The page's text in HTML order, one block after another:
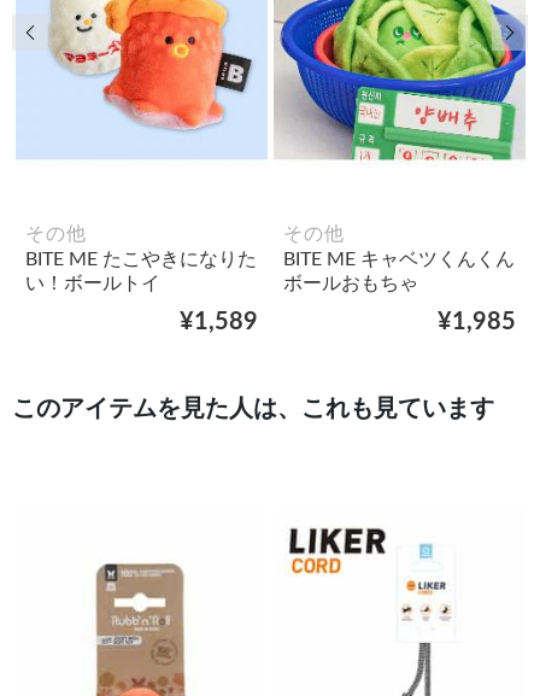
その他
BITE ME たこやきになりた
い！ボールトイ
¥1,589
その他
BITE ME キャベツくんくん
ボールおもちゃ
¥1,985
前の画像 次
このアイテムを見た人は、これも見ています